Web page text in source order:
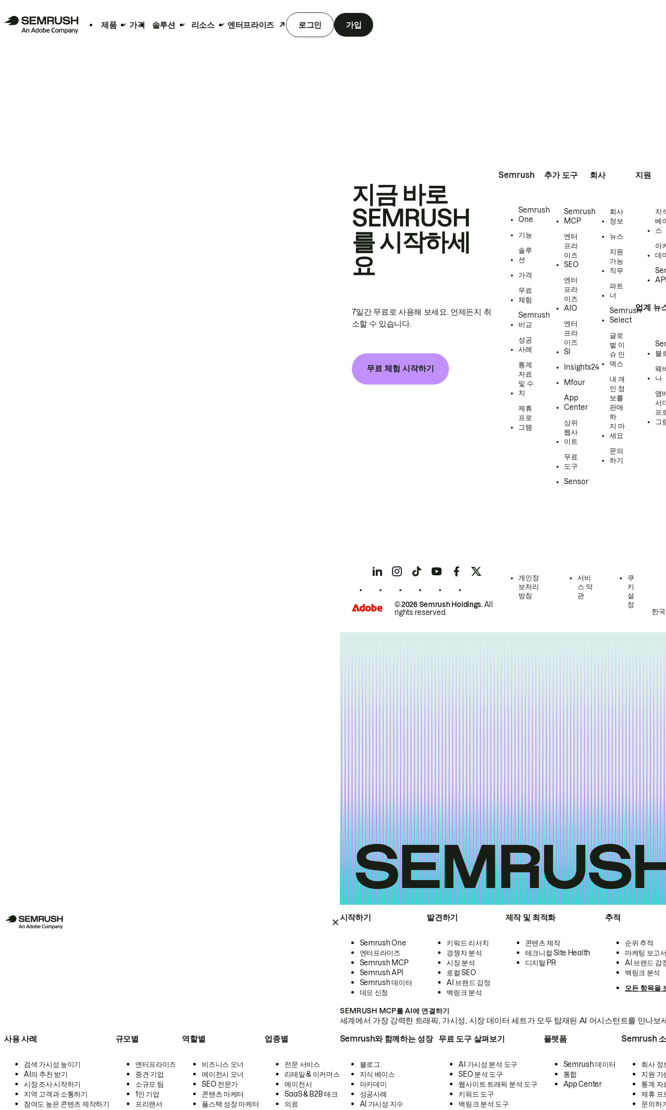
제품 가격 솔루션 리소스 엔터프라이즈 로그인 가입
시작하기
Semrush One
엔터프라이즈
Semrush MCP
Semrush API
Semrush 데이터
데모 신청
발견하기
키워드 리서치
경쟁자 분석
시장 분석
로컬 SEO
AI 브랜드 감정
백링크 분석
제작 및 최적화
콘텐츠 제작
테크니컬 Site Health
디지털 PR
추적
순위 추적
마케팅 보고
AI 브랜드 감
백링크 분석
모든 항목을
SEMRUSH MCP를 AI에 연결하기
세계에서 가장 강력한 트래픽, 가시성, 시장 데이터 세트가 모두 탑재된 AI 어시스턴트를 만나보
사용 사례
검색 가시성 높이기
AI의 추천 받기
시장 조사 시작하기
지역 고객과 소통하기
참여도 높은 콘텐츠 제작하기
규모별
엔터프라이즈
중견 기업
소규모 팀
1인 기업
프리랜서
역할별
비즈니스 오너
에이전시 오너
SEO 전문가
콘텐츠 마케터
풀스택 성장 마케터
업종별
전문 서비스
리테일 & 이커머스
에이전시
SaaS & B2B 테크
의료
Semrush와 함께하는 성장
블로그
지식 베이스
아카데미
성공사례
AI 가시성 지수
무료 도구 살펴보기
AI 가시성 분석 도구
SEO 분석 도구
웹사이트 트래픽 분석 도구
키워드 도구
백링크 분석 도구
플랫폼
Semrush 데이터
통합
App Center
Semrush
회사 정
지원 가
통계 자
제휴 프
문의하
지금 바로
SEMRUSH
를 시작하세
요
7일간 무료로 사용해 보세요. 언제든지 취
소할 수 있습니다.
무료 체험 시작하기
Semrush
Semrush
One
기능
솔루
션
가격
무료
체험
Semrush
비교
성공
사례
통계
자료
및 수
치
제휴
프로
그램
추가 도구
Semrush
MCP
엔터
프라
이즈
SEO
엔터
프라
이즈
AIO
엔터
프라
이즈
SI
Insights24
Mfour
App
Center
상위
웹사
이트
무료
도구
Sensor
회사
회사
정보
뉴스
지원
가능
직무
파트
너
Semrush
Select
글로
벌 이
슈 인
덱스
내 개
인 정
보를
판매
하
지 마
세요
문의
하기
지원
지
베
스
아
데
업계 뉴
블
웨
나
앰
서
프
그
© 2026 Semrush Holdings.All
rights reserved.
개인정
보처리
방침
서비
스 약
관
쿠
키
설
정
한